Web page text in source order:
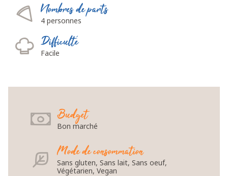
Nombres de parts
4 personnes
Difficulté
Facile
Budget
Bon marché
Mode de consommation
Sans gluten, Sans lait, Sans oeuf,
Végétarien, Vegan